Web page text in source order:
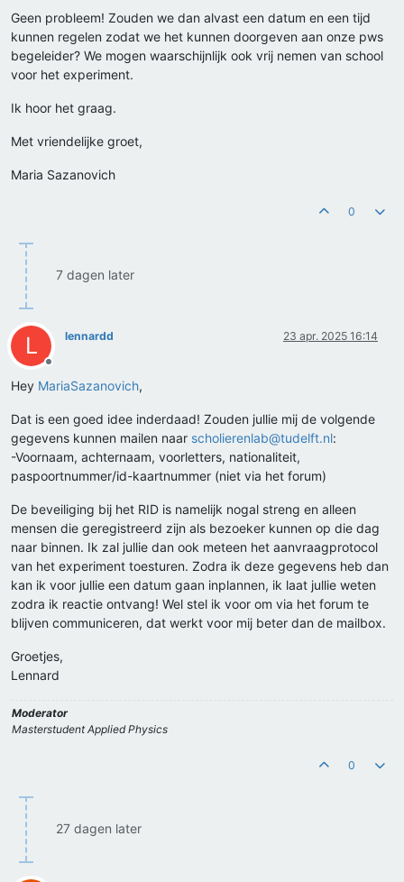
Geen probleem! Zouden we dan alvast een datum en een tijd
kunnen regelen zodat we het kunnen doorgeven aan onze pws
begeleider? We mogen waarschijnlijk ook vrij nemen van school
voor het experiment.
Ik hoor het graag.
Met vriendelijke groet,
Maria Sazanovich
0
7 dagen later
L
Offline
lennardd 23 apr. 2025 16:14
Hey MariaSazanovich,
Dat is een goed idee inderdaad! Zouden jullie mij de volgende
gegevens kunnen mailen naar scholierenlab@tudelft.nl:
-Voornaam, achternaam, voorletters, nationaliteit,
paspoortnummer/id-kaartnummer (niet via het forum)
De beveiliging bij het RID is namelijk nogal streng en alleen
mensen die geregistreerd zijn als bezoeker kunnen op die dag
naar binnen. Ik zal jullie dan ook meteen het aanvraagprotocol
van het experiment toesturen. Zodra ik deze gegevens heb dan
kan ik voor jullie een datum gaan inplannen, ik laat jullie weten
zodra ik reactie ontvang! Wel stel ik voor om via het forum te
blijven communiceren, dat werkt voor mij beter dan de mailbox.
Groetjes,
Lennard
Moderator
Masterstudent Applied Physics
0
27 dagen later